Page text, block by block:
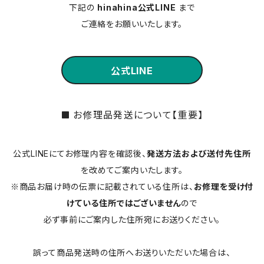
下記の hinahina公式LINE まで
ご連絡をお願いいたします。
公式LINE
お修理品発送について【重要】
公式LINEにてお修理内容を確認後、 発送方法および送付先住所
を改めてご案内いたします。
※商品お届け時の伝票に記載されている住所は、 お修理を受け付
けている住所ではございませんので
必ず事前にご案内した住所宛にお送りください。
誤って商品発送時の住所へお送りいただいた場合は、